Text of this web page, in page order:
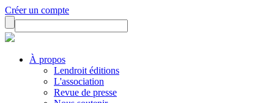
Créer un compte
À propos
Lendroit éditions
L'association
Revue de presse